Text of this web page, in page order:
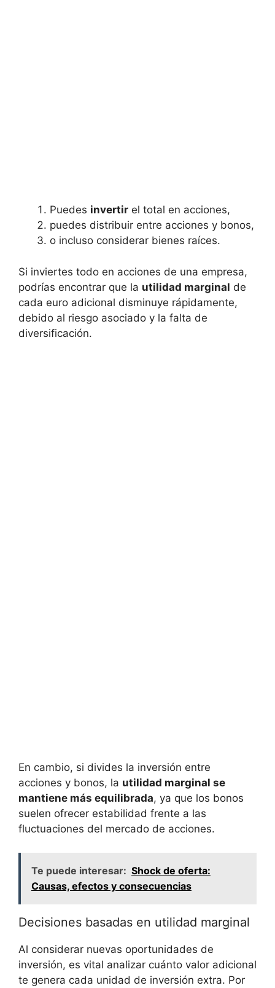
Puedes invertir el total ⁤en acciones,
puedes distribuir entre ​acciones y bonos,
o incluso considerar bienes raíces.
Si inviertes todo‌ en acciones⁤ de una ⁣empresa,
podrías encontrar que la utilidad⁤ marginal de
cada euro adicional disminuye rápidamente,
debido al riesgo asociado y la falta de
diversificación.
En cambio,‌ si divides la inversión⁣ entre
acciones y ⁣bonos, ⁤la utilidad marginal se
mantiene más equilibrada,‌ ya que los‍ bonos
suelen ofrecer‌ estabilidad frente⁢ a las⁤
fluctuaciones⁤ del mercado de acciones.
Te puede interesar: Shock de oferta:
Causas, efectos y consecuencias
Decisiones ‌basadas en⁣ utilidad marginal
Al considerar nuevas oportunidades de
inversión, es vital analizar cuánto‌ valor adicional​
te genera cada unidad de inversión extra. Por